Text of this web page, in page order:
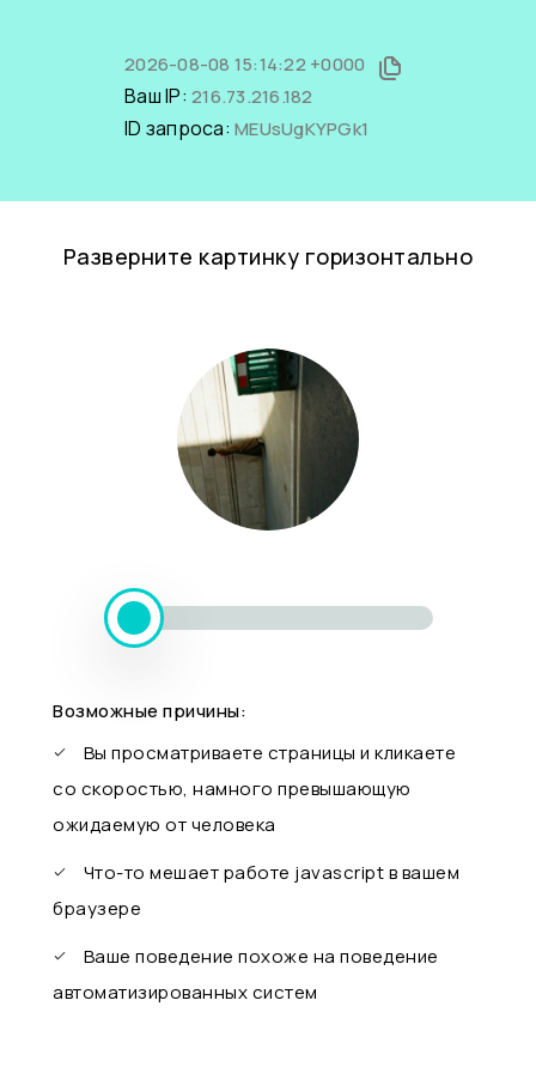
2026-08-08 15:14:22 +0000
Ваш IP: 216.73.216.182
ID запроса: MEUsUgKYPGk1
Разверните картинку горизонтально
Возможные причины:
Вы просматриваете страницы и кликаете
со скоростью, намного превышающую
ожидаемую от человека
Что-то мешает работе javascript в вашем
браузере
Ваше поведение похоже на поведение
автоматизированных систем